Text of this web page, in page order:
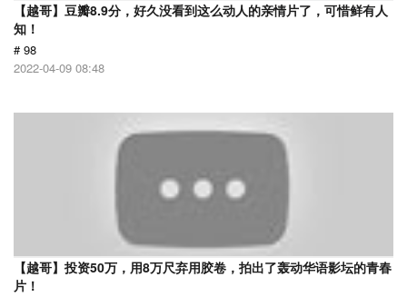
【越哥】豆瓣8.9分，好久没看到这么动人的亲情片了，可惜鲜有人
知！
# 98
2022-04-09 08:48
【越哥】投资50万，用8万尺弃用胶卷，拍出了轰动华语影坛的青春
片！